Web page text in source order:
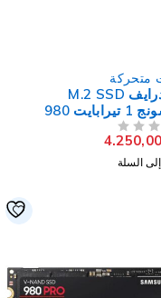
متحركة
هارد درايف M.2 SSD
سامسونج 1 تيرابايت 980
السلة